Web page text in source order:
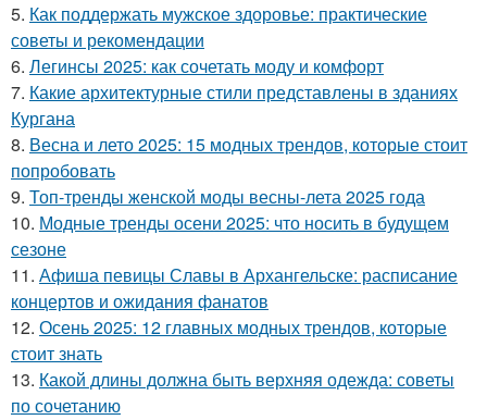
5. Как поддержать мужское здоровье: практические
советы и рекомендации
6. Легинсы 2025: как сочетать моду и комфорт
7. Какие архитектурные стили представлены в зданиях
Кургана
8. Весна и лето 2025: 15 модных трендов, которые стоит
попробовать
9. Топ-тренды женской моды весны-лета 2025 года
10. Модные тренды осени 2025: что носить в будущем
сезоне
11. Афиша певицы Славы в Архангельске: расписание
концертов и ожидания фанатов
12. Осень 2025: 12 главных модных трендов, которые
стоит знать
13. Какой длины должна быть верхняя одежда: советы
по сочетанию